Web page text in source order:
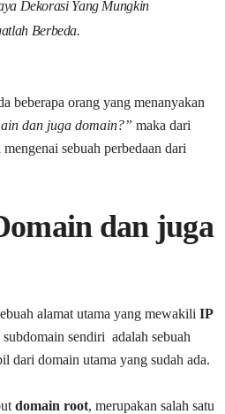
Dekorasi Yang Mungkin
Berbeda.
beberapa orang yang menanyakan
dan juga domain?” maka dari
sebuah perbedaan dari
dan juga
alamat utama yang mewakili IP
subdomain sendiri adalah sebuah
dari domain utama yang sudah ada.
domain root, merupakan salah satu